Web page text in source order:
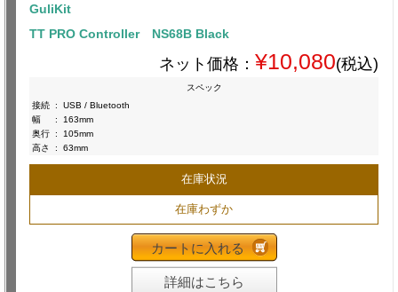
GuliKit
TT PRO Controller NS68B Black
ネット価格： ¥10,080(税込)
スペック
接続 :
USB / Bluetooth
幅
:
163mm
奥行 :
105mm
高さ
: 63mm
在庫状況
在庫わずか
カートに入れる
詳細はこちら